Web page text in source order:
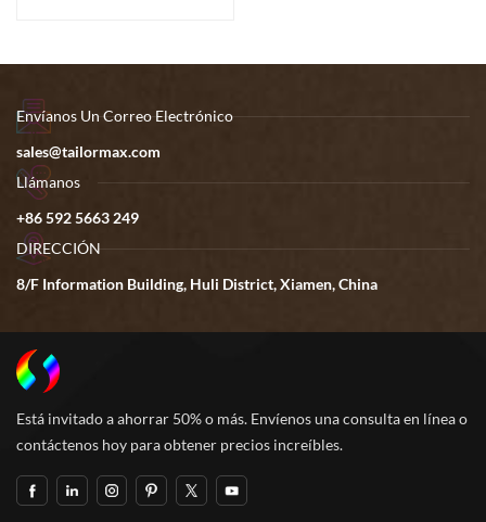
Envíanos Un Correo Electrónico
sales@tailormax.com
Llámanos
+86 592 5663 249
DIRECCIÓN
8/F Information Building, Huli District, Xiamen, China
Está invitado a ahorrar 50% o más. Envíenos una consulta en línea o
contáctenos hoy para obtener precios increíbles.